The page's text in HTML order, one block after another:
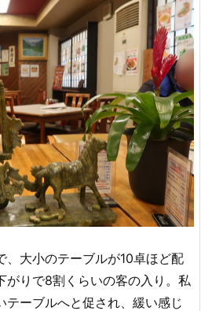
、大小のテーブルが10卓ほど配
がりで8割くらいの客の入り。私
テーブルへと促され、緩い感じ